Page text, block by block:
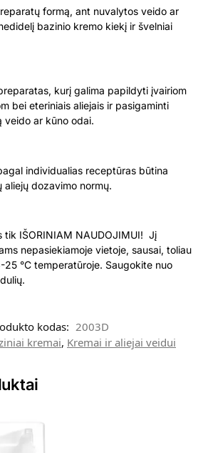
formą, ant nuvalytos veido ar
bazinio kremo kiekį ir švelniai
kurį galima papildyti įvairiom
bei eteriniais aliejais ir pasigaminti
veido ar kūno odai.
individualias receptūras būtina
aliejų dozavimo normų.
tik IŠORINIAM NAUDOJIMUI! Jį
nepasiekiamoje vietoje, sausai, toliau
25 °C temperatūroje. Saugokite nuo
kodas: 2003D
kremai, Kremai ir aliejai veidui